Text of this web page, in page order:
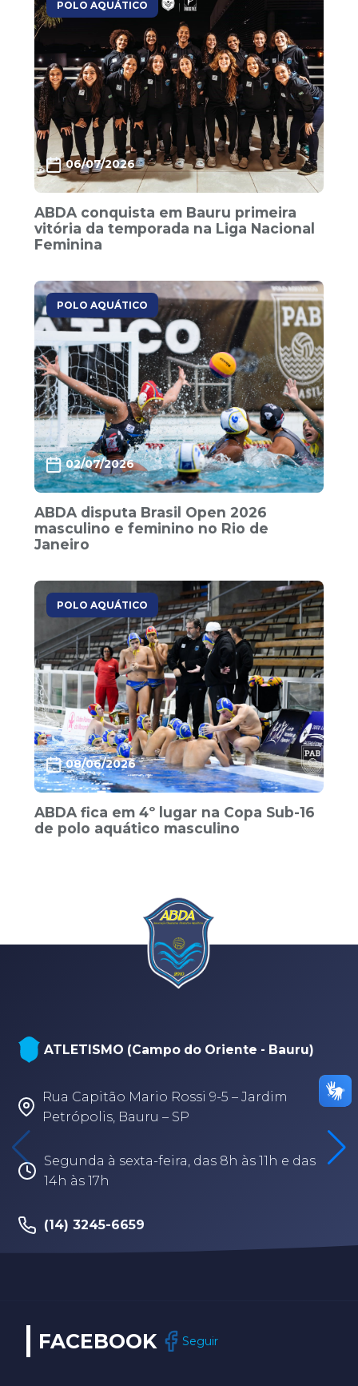
POLO AQUÁTICO
06/07/2026
ABDA conquista em Bauru primeira
vitória da temporada na Liga Nacional
Feminina
POLO AQUÁTICO
02/07/2026
ABDA disputa Brasil Open 2026
masculino e feminino no Rio de
Janeiro
POLO AQUÁTICO
08/06/2026
ABDA fica em 4º lugar na Copa Sub-16
de polo aquático masculino
ATLETISMO (Campo do Oriente - Bauru)
Rua Capitão Mario Rossi 9-5 – Jardim
Petrópolis, Bauru – SP
Segunda à sexta-feira, das 8h às 11h e das
14h às 17h
(14) 3245-6659
FACEBOOK Seguir